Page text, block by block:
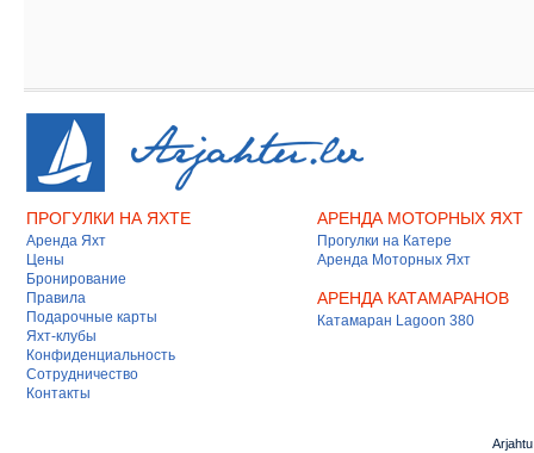
ПРОГУЛКИ НА ЯХТЕ
Аренда Яхт
Цены
Бронирование
Правила
Подарочные карты
Яхт-клубы
Конфиденциальность
Сотрудничество
Контакты
АРЕНДА МОТОРНЫХ ЯХТ
Прогулки на Катере
Аренда Моторных Яхт
АРЕНДА КАТАМАРАНОВ
Катамаран Lagoon 380